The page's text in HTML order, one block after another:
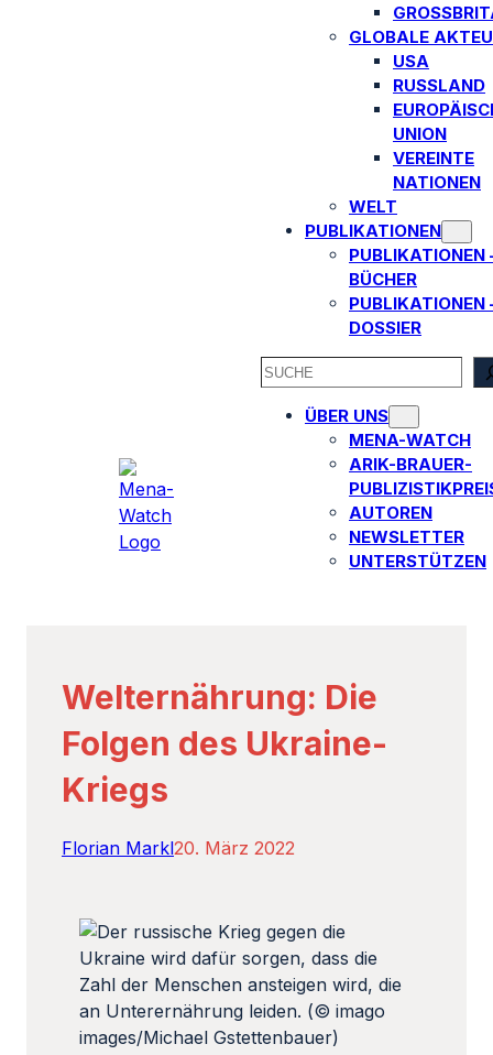
GLOBALE
USA
RUSSLAND
UNION
VEREINTE
NATIONEN
WELT
PUBLIKATIONEN
PUBLIKATIONEN
BÜCHER
PUBLIKATIONEN
DOSSIER
SEARCH
ÜBER UNS
MENA-WATCH
ARIK-BRAUER-
AUTOREN​
NEWSLETTER
UNTERSTÜTZEN
Welternährung: Die
Folgen des Ukraine-
Kriegs
Florian Markl20. März 2022